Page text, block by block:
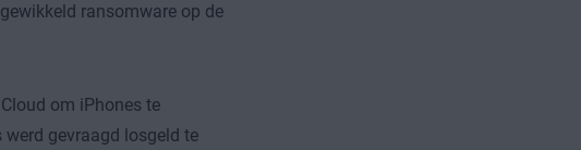
ransomware op de
om iPhones te
gevraagd losgeld te